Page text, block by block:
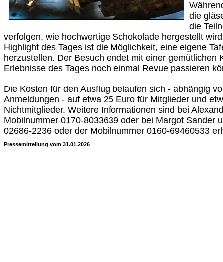
die
die
verfolgen, wie hochwertige Schokolade hergestellt
Highlight des Tages ist die Möglichkeit, eine eigene
herzustellen. Der Besuch endet mit einer gemütlichen
Erlebnisse des Tages noch einmal Revue passieren
Die Kosten für den Ausflug belaufen sich - abhängig
Anmeldungen - auf etwa 25 Euro für Mitglieder und
Nichtmitglieder. Weitere Informationen sind bei
Mobilnummer 0170-8033639 oder bei Margot Sander
02686-2236 oder der Mobilnummer 0160-69460533
Pressemitteilung vom 31.01.2026